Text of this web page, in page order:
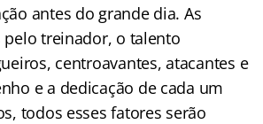
antes do grande dia. As
pelo treinador, o talento
centroavantes, atacantes e
e a dedicação de cada um
todos esses fatores serão